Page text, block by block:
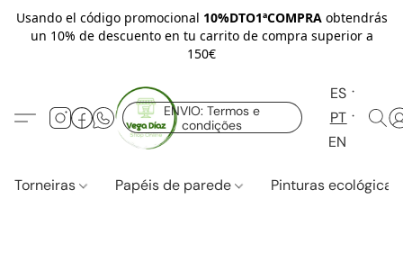
Usando el código promocional 10%DTO1ªCOMPRAobtendrás
un 10% de descuento en tu carrito de compra superior a
150€
ENVIO: Termos e
condições
ES
PT
EN
Torneiras Papéis de parede Pinturas ecológicas